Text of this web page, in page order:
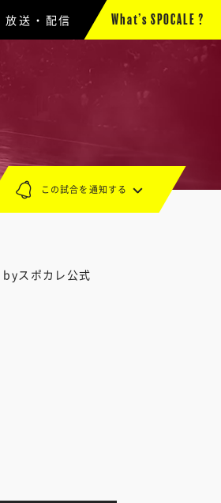
放送・配信 What’s SPOCALE ?
byスポカレ公式
この試合を通知する